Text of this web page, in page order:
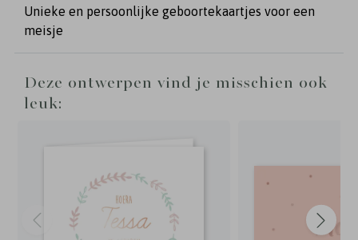
Unieke en persoonlijke geboortekaartjes voor een
meisje
Deze ontwerpen vind je misschien ook
leuk: